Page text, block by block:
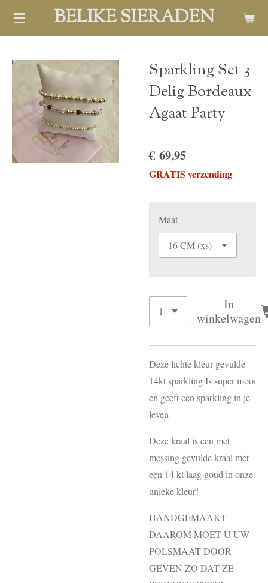
Ga
de
hoofdinhoud
BELIKE SIERADEN
Sparkling Set 3
Delig Bordeaux
Agaat Party
€ 69,95
GRATIS verzending
Maat
In
winkelwagen
Deze lichte kleur gevulde
14kt sparkling Is super mooi
en geeft een sparkling in je
leven
Deze kraal is een met
messing gevulde kraal met
een 14 kt laag goud in onze
unieke kleur!
HANDGEMAAKT
DAAROM MOET U UW
POLSMAAT DOOR
GEVEN ZO DAT ZE